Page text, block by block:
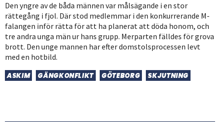
Den yngre av de båda männen var målsägande i en stor
rättegång i fjol. Där stod medlemmar i den konkurrerande M-
falangen inför rätta för att ha planerat att döda honom, och
tre andra unga män ur hans grupp. Merparten fälldes för grova
brott. Den unge mannen har efter domstolsprocessen levt
med en hotbild.
ASKIM GÄNGKONFLIKT GÖTEBORG SKJUTNING